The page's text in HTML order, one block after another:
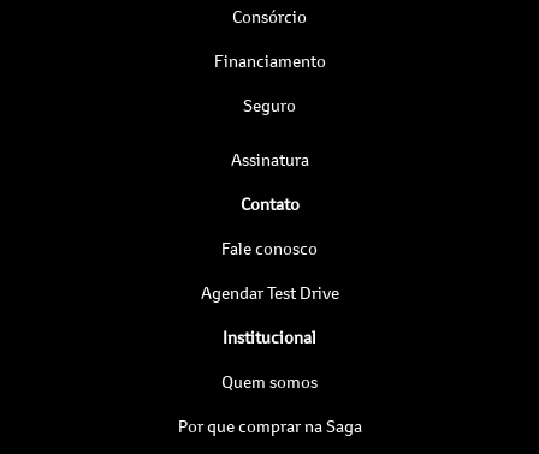
Consórcio
Financiamento
Seguro
Assinatura
Contato
Fale conosco
Agendar Test Drive
Institucional
Quem somos
Por que comprar na Saga